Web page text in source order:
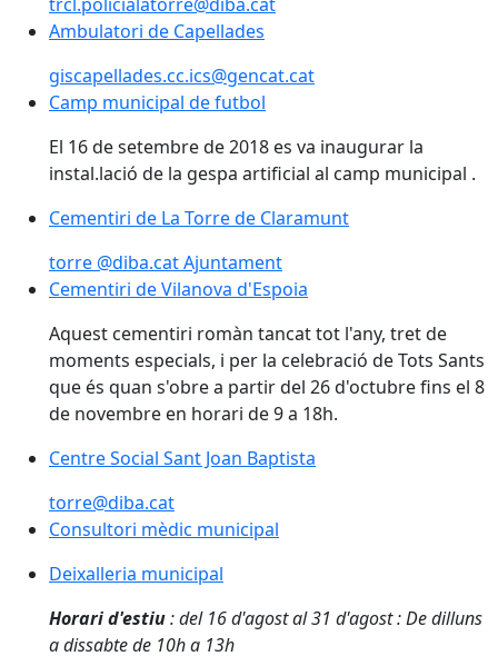
Ambulatori de Capellades
Ambulatori de Capellades
giscapellades.cc.ics@gencat.cat
Camp municipal de futbol
Camp municipal de futbol
El 16 de setembre de 2018 es va inaugurar la
instal.lació de la gespa artificial al camp municipal .
Cementiri de La Torre de Claramunt
Cementiri de La Torre de Claramunt
torre @diba.cat Ajuntament
Cementiri de Vilanova d'Espoia
Cementiri de Vilanova d'Espoia
Aquest cementiri romàn tancat tot l'any, tret de
moments especials, i per la celebració de Tots Sants
que és quan s'obre a partir del 26 d'octubre fins el 8
de novembre en horari de 9 a 18h.
Centre Social Sant Joan Baptista
Centre Social Sant Joan Baptista
torre@diba.cat
Consultori mèdic municipal
Consultori mèdic municipal
Deixalleria municipal
Deixalleria municipal
Horari d'estiu: del 16 d'agost al 31 d'agost : De dilluns
a dissabte de 10h a 13h